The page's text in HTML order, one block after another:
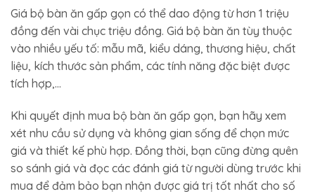
Giá bộ bàn ăn gấp gọn có thể dao động từ hơn 1 triệu
đồng đến vài chục triệu đồng. Giá bộ bàn ăn tùy thuộc
vào nhiều yếu tố: mẫu mã, kiểu dáng, thương hiệu, chất
liệu, kích thước sản phẩm, các tính năng đặc biệt được
tích hợp,…
Khi quyết định mua bộ bàn ăn gấp gọn, bạn hãy xem
xét nhu cầu sử dụng và không gian sống để chọn mức
giá và thiết kế phù hợp. Đồng thời, bạn cũng đừng quên
so sánh giá và đọc các đánh giá từ người dùng trước khi
mua để đảm bảo bạn nhận được giá trị tốt nhất cho số